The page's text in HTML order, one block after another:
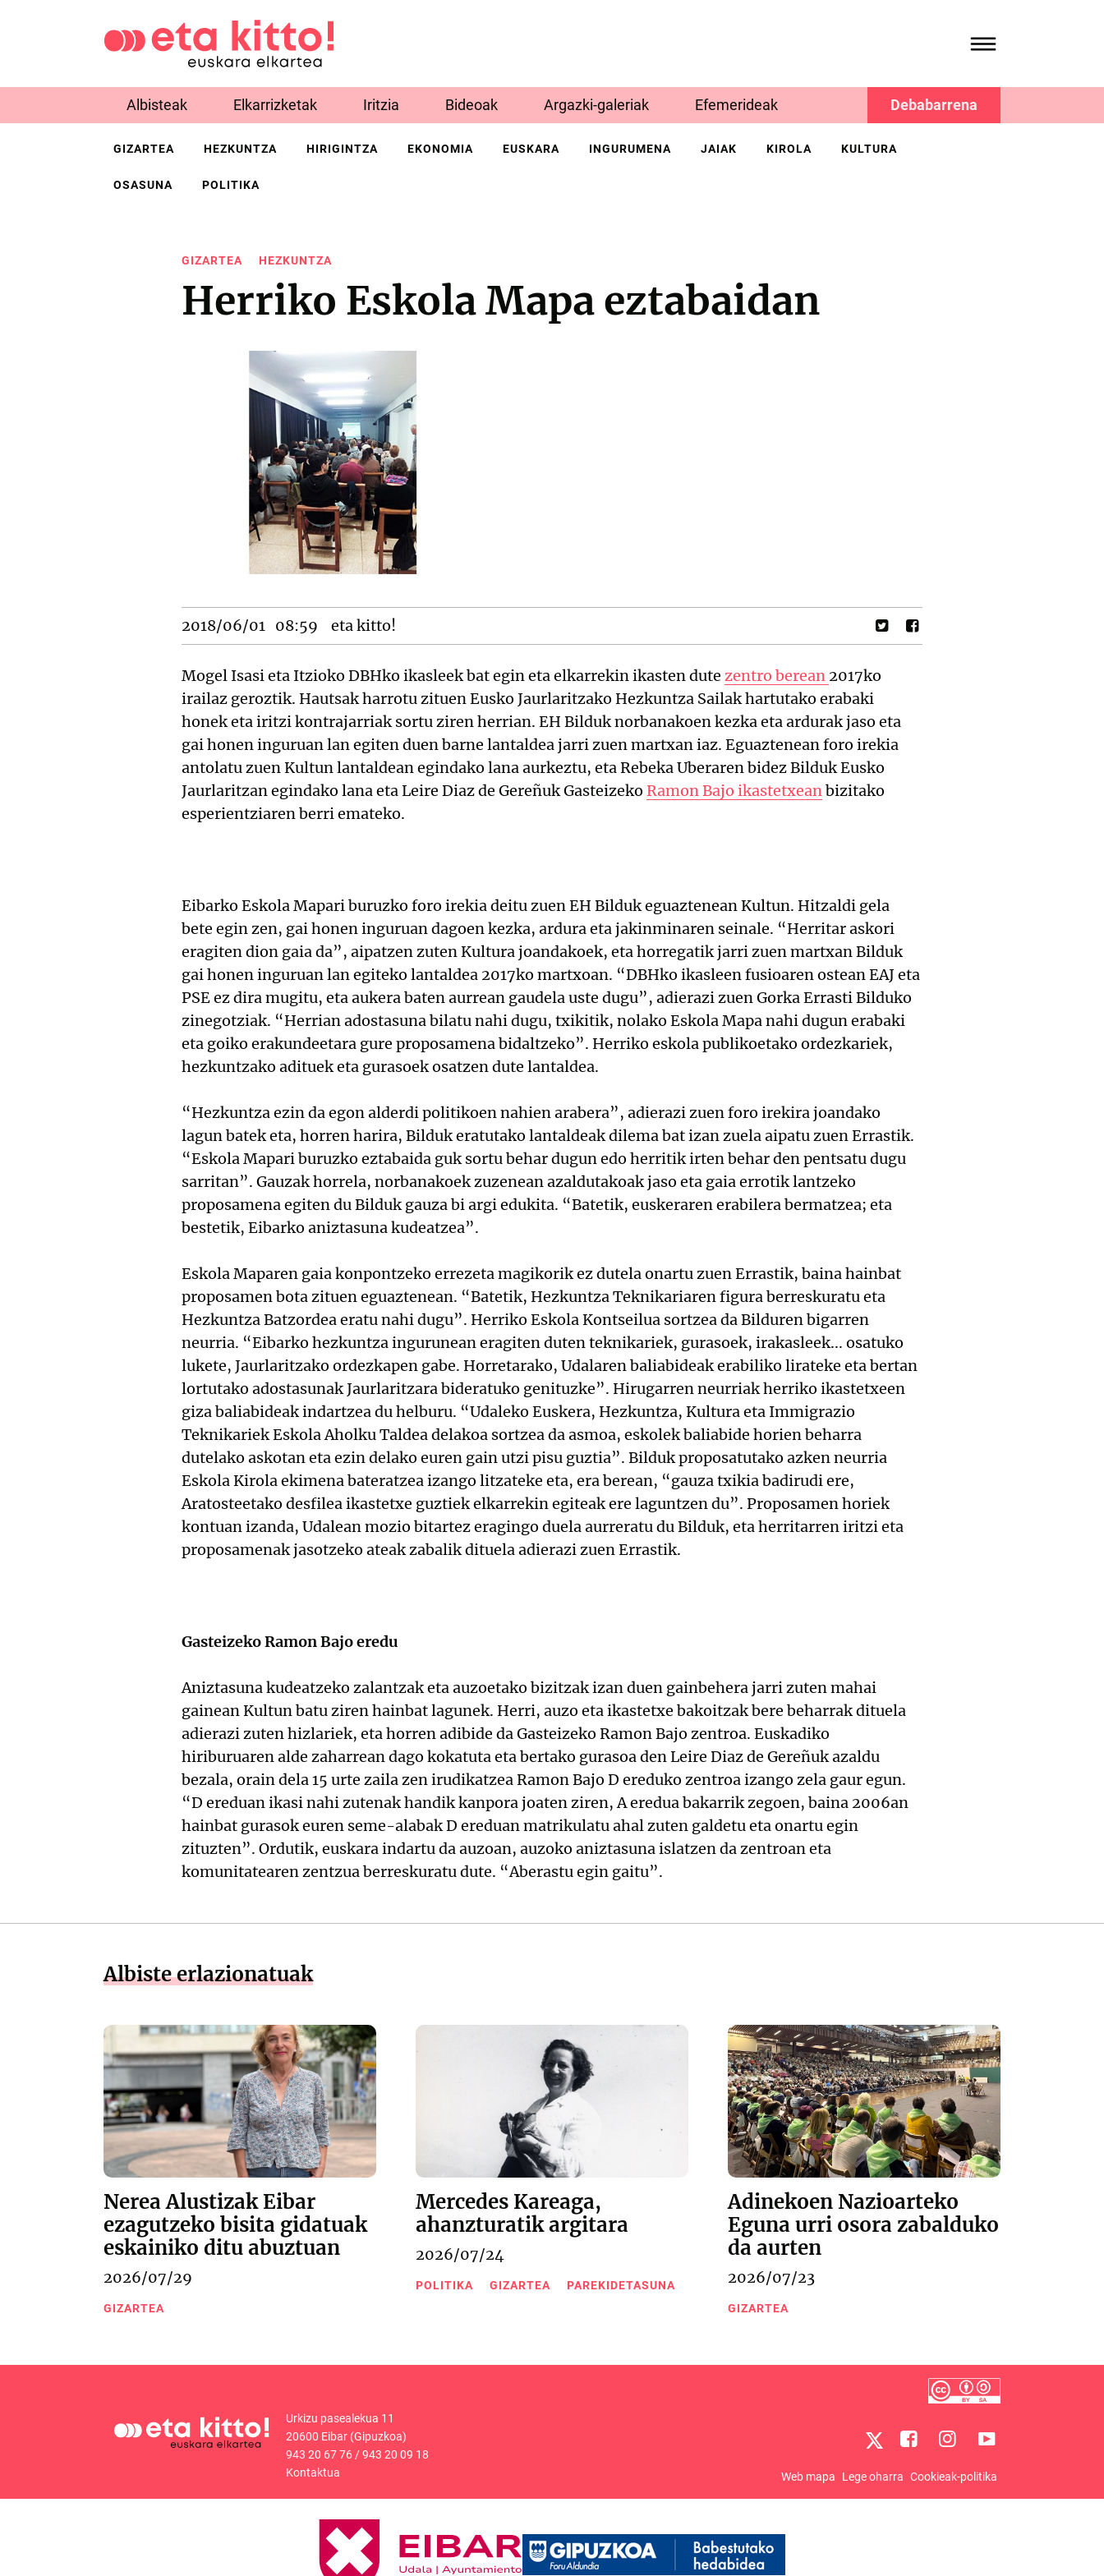
Albisteak Elkarrizketak Iritzia Bideoak Argazki-galeriak Efemerideak Debabarrena
GIZARTEA HEZKUNTZA HIRIGINTZA EKONOMIA EUSKARA INGURUMENA JAIAK KIROLA KULTURA
OSASUNA POLITIKA
GIZARTEA HEZKUNTZA
Herriko Eskola Mapa eztabaidan
2018/06/01 08:59 eta kitto!
Mogel Isasi eta Itzioko DBHko ikasleek bat egin eta elkarrekin ikasten dute zentro berean 2017ko
irailaz geroztik. Hautsak harrotu zituen Eusko Jaurlaritzako Hezkuntza Sailak hartutako erabaki
honek eta iritzi kontrajarriak sortu ziren herrian. EH Bilduk norbanakoen kezka eta ardurak jaso eta
gai honen inguruan lan egiten duen barne lantaldea jarri zuen martxan iaz. Eguaztenean foro irekia
antolatu zuen Kultun lantaldean egindako lana aurkeztu, eta Rebeka Uberaren bidez Bilduk Eusko
Jaurlaritzan egindako lana eta Leire Diaz de Gereñuk Gasteizeko Ramon Bajo ikastetxeanbizitako
esperientziaren berri emateko.
Eibarko Eskola Mapari buruzko foro irekia deitu zuen EH Bilduk eguaztenean Kultun. Hitzaldi gela
bete egin zen, gai honen inguruan dagoen kezka, ardura eta jakinminaren seinale. “Herritar askori
eragiten dion gaia da”, aipatzen zuten Kultura joandakoek, eta horregatik jarri zuen martxan Bilduk
gai honen inguruan lan egiteko lantaldea 2017ko martxoan. “DBHko ikasleen fusioaren ostean EAJ eta
PSE ez dira mugitu, eta aukera baten aurrean gaudela uste dugu”, adierazi zuen Gorka Errasti Bilduko
zinegotziak. “Herrian adostasuna bilatu nahi dugu, txikitik, nolako Eskola Mapa nahi dugun erabaki
eta goiko erakundeetara gure proposamena bidaltzeko”. Herriko eskola publikoetako ordezkariek,
hezkuntzako adituek eta gurasoek osatzen dute lantaldea.
“Hezkuntza ezin da egon alderdi politikoen nahien arabera”, adierazi zuen foro irekira joandako
lagun batek eta, horren harira, Bilduk eratutako lantaldeak dilema bat izan zuela aipatu zuen Errastik.
“Eskola Mapari buruzko eztabaida guk sortu behar dugun edo herritik irten behar den pentsatu dugu
sarritan”. Gauzak horrela, norbanakoek zuzenean azaldutakoak jaso eta gaia errotik lantzeko
proposamena egiten du Bilduk gauza bi argi edukita. “Batetik, euskeraren erabilera bermatzea; eta
bestetik, Eibarko aniztasuna kudeatzea”.
Eskola Maparen gaia konpontzeko errezeta magikorik ez dutela onartu zuen Errastik, baina hainbat
proposamen bota zituen eguaztenean. “Batetik, Hezkuntza Teknikariaren figura berreskuratu eta
Hezkuntza Batzordea eratu nahi dugu”. Herriko Eskola Kontseilua sortzea da Bilduren bigarren
neurria. “Eibarko hezkuntza ingurunean eragiten duten teknikariek, gurasoek, irakasleek... osatuko
lukete, Jaurlaritzako ordezkapen gabe. Horretarako, Udalaren baliabideak erabiliko lirateke eta bertan
lortutako adostasunak Jaurlaritzara bideratuko genituzke”. Hirugarren neurriak herriko ikastetxeen
giza baliabideak indartzea du helburu. “Udaleko Euskera, Hezkuntza, Kultura eta Immigrazio
Teknikariek Eskola Aholku Taldea delakoa sortzea da asmoa, eskolek baliabide horien beharra
dutelako askotan eta ezin delako euren gain utzi pisu guztia”. Bilduk proposatutako azken neurria
Eskola Kirola ekimena bateratzea izango litzateke eta, era berean, “gauza txikia badirudi ere,
Aratosteetako desfilea ikastetxe guztiek elkarrekin egiteak ere laguntzen du”. Proposamen horiek
kontuan izanda, Udalean mozio bitartez eragingo duela aurreratu du Bilduk, eta herritarren iritzi eta
proposamenak jasotzeko ateak zabalik dituela adierazi zuen Errastik.
Gasteizeko Ramon Bajo eredu
Aniztasuna kudeatzeko zalantzak eta auzoetako bizitzak izan duen gainbehera jarri zuten mahai
gainean Kultun batu ziren hainbat lagunek. Herri, auzo eta ikastetxe bakoitzak bere beharrak dituela
adierazi zuten hizlariek, eta horren adibide da Gasteizeko Ramon Bajo zentroa. Euskadiko
hiriburuaren alde zaharrean dago kokatuta eta bertako gurasoa den Leire Diaz de Gereñuk azaldu
bezala, orain dela 15 urte zaila zen irudikatzea Ramon Bajo D ereduko zentroa izango zela gaur egun.
“D ereduan ikasi nahi zutenak handik kanpora joaten ziren, A eredua bakarrik zegoen, baina 2006an
hainbat gurasok euren seme-alabak D ereduan matrikulatu ahal zuten galdetu eta onartu egin
zituzten”. Ordutik, euskara indartu da auzoan, auzoko aniztasuna islatzen da zentroan eta
komunitatearen zentzua berreskuratu dute. “Aberastu egin gaitu”.
Albiste erlazionatuak
Nerea Alustizak Eibar
ezagutzeko bisita gidatuak
eskainiko ditu abuztuan
2026/07/29
GIZARTEA
Mercedes Kareaga,
ahanzturatik argitara
2026/07/24
POLITIKA GIZARTEA PAREKIDETASUNA
Adinekoen Nazioarteko
Eguna urri osora zabalduko
da aurten
2026/07/23
GIZARTEA
Urkizu pasealekua 11
20600 Eibar (Gipuzkoa)
943 20 67 76/943 20 09 18
Kontaktua
Web mapa Lege oharra Cookieak-politika